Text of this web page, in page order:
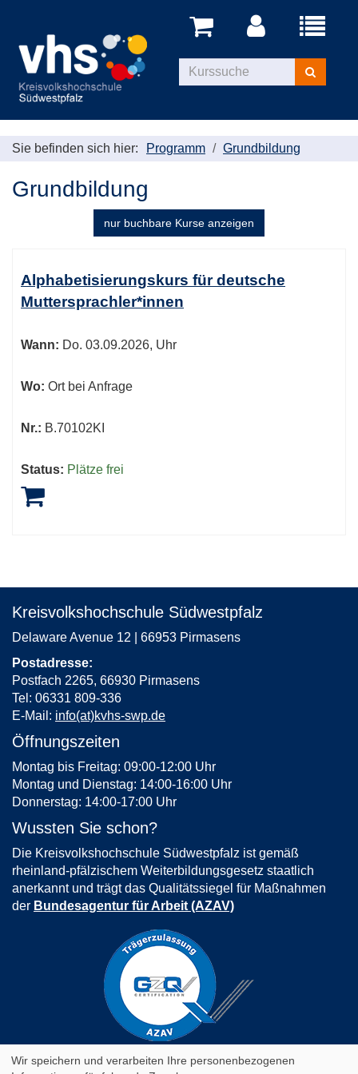
Menü
Kurse
suchen
Sie befinden sich hier: Programm Grundbildung
Grundbildung
nur buchbare Kurse anzeigen
Tabellenüberschriften
können
sortiert
Alphabetisierungskurs für deutsche
Muttersprachler*innen
Wann: Do. 03.09.2026, Uhr
Wo: Ort bei Anfrage
Nr.: B.70102KI
Status: Plätze frei
Kreisvolkshochschule Südwestpfalz
Delaware Avenue 12 | 66953 Pirmasens
Postadresse:
Postfach 2265, 66930 Pirmasens
Tel: 06331 809-336
E-Mail: info(at)kvhs-swp.de
Öffnungszeiten
Montag bis Freitag: 09:00-12:00 Uhr
Montag und Dienstag: 14:00-16:00 Uhr
Donnerstag: 14:00-17:00 Uhr
Wussten Sie schon?
Die Kreisvolkshochschule Südwestpfalz ist gemäß
rheinland-pfälzischem Weiterbildungsgesetz staatlich
anerkannt und trägt das Qualitätssiegel für Maßnahmen
der Bundesagentur für Arbeit (AZAV)
AGB Impressum Datenschutz
Wir speichern und verarbeiten Ihre personenbezogenen